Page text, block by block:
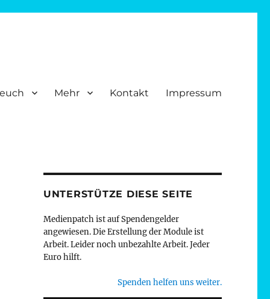
Mehr Kontakt Impressum
UNTERSTÜTZE DIESE SEITE
Medienpatch ist auf Spendengelder
angewiesen. Die Erstellung der Module ist
Arbeit. Leider noch unbezahlte Arbeit. Jeder
Euro hilft.
Spenden helfen uns weiter.